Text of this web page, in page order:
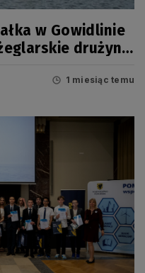
w Gowidlinie
drużyny
1 miesiąc temu